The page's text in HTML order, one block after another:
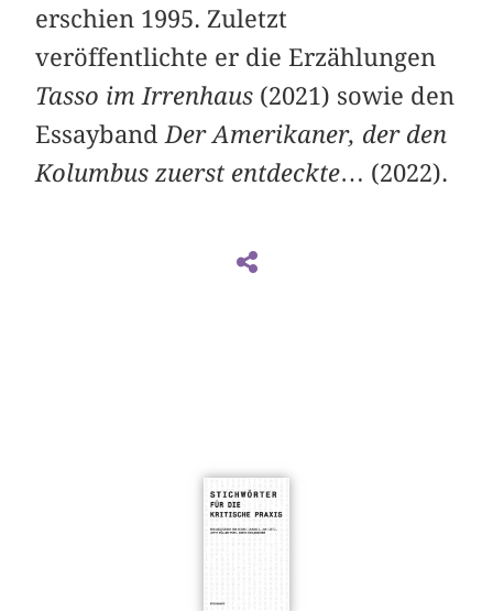
erschien 1995. Zuletzt
veröffentlichte er die Erzählungen
Tasso im Irrenhaus (2021) sowie den
Essayband Der Amerikaner, der den
Kolumbus zuerst entdeckte… (2022).